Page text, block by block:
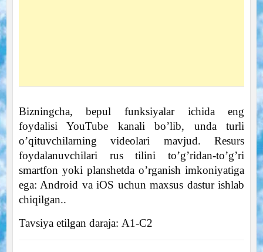
Bizningcha, bepul funksiyalar ichida eng
foydalisi YouTube kanali bo’lib, unda turli
o’qituvchilarning videolari mavjud. Resurs
foydalanuvchilari rus tilini to’g’ridan-to’g’ri
smartfon yoki planshetda o’rganish imkoniyatiga
ega: Android va iOS uchun maxsus dastur ishlab
chiqilgan..
Tavsiya etilgan daraja: А1-С2